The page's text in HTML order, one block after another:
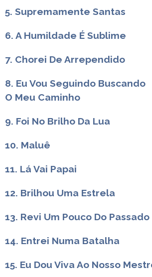
5. Supremamente Santas
6. A Humildade É Sublime
7. Chorei De Arrependido
8. Eu Vou Seguindo Buscando
O Meu Caminho
9. Foi No Brilho Da Lua
10. Maluê
11. Lá Vai Papai
12. Brilhou Uma Estrela
13. Revi Um Pouco Do Passado
14. Entrei Numa Batalha
15. Eu Dou Viva Ao Nosso